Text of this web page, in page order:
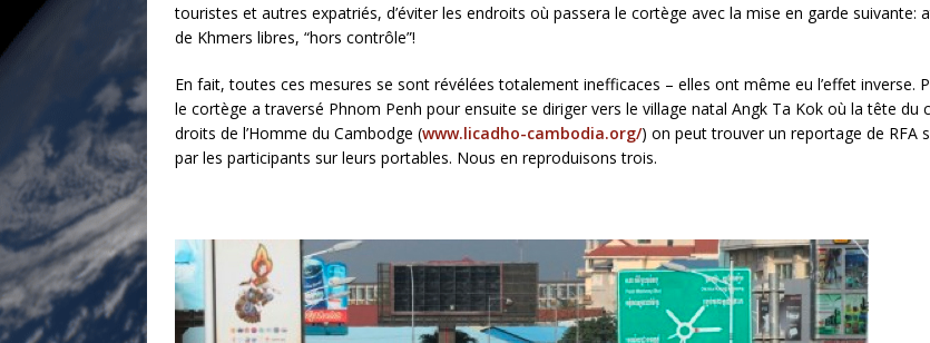
touristes et autres expatriés, d’éviter les endroits où passera le cortège avec la mise en garde
de Khmers libres, “hors contrôle”!
En fait, toutes ces mesures se sont révélées totalement inefficaces – elles ont même eu l’effet inverse.
le cortège a traversé Phnom Penh pour ensuite se diriger vers le village natal Angk Ta Kok où la tête du
droits de l’Homme du Cambodge (www.licadho-cambodia.org/) on peut trouver un reportage de RFA
par les participants sur leurs portables. Nous en reproduisons trois.